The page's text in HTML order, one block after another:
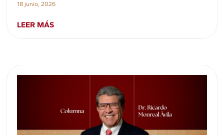
18 junio, 2026
LEER MÁS